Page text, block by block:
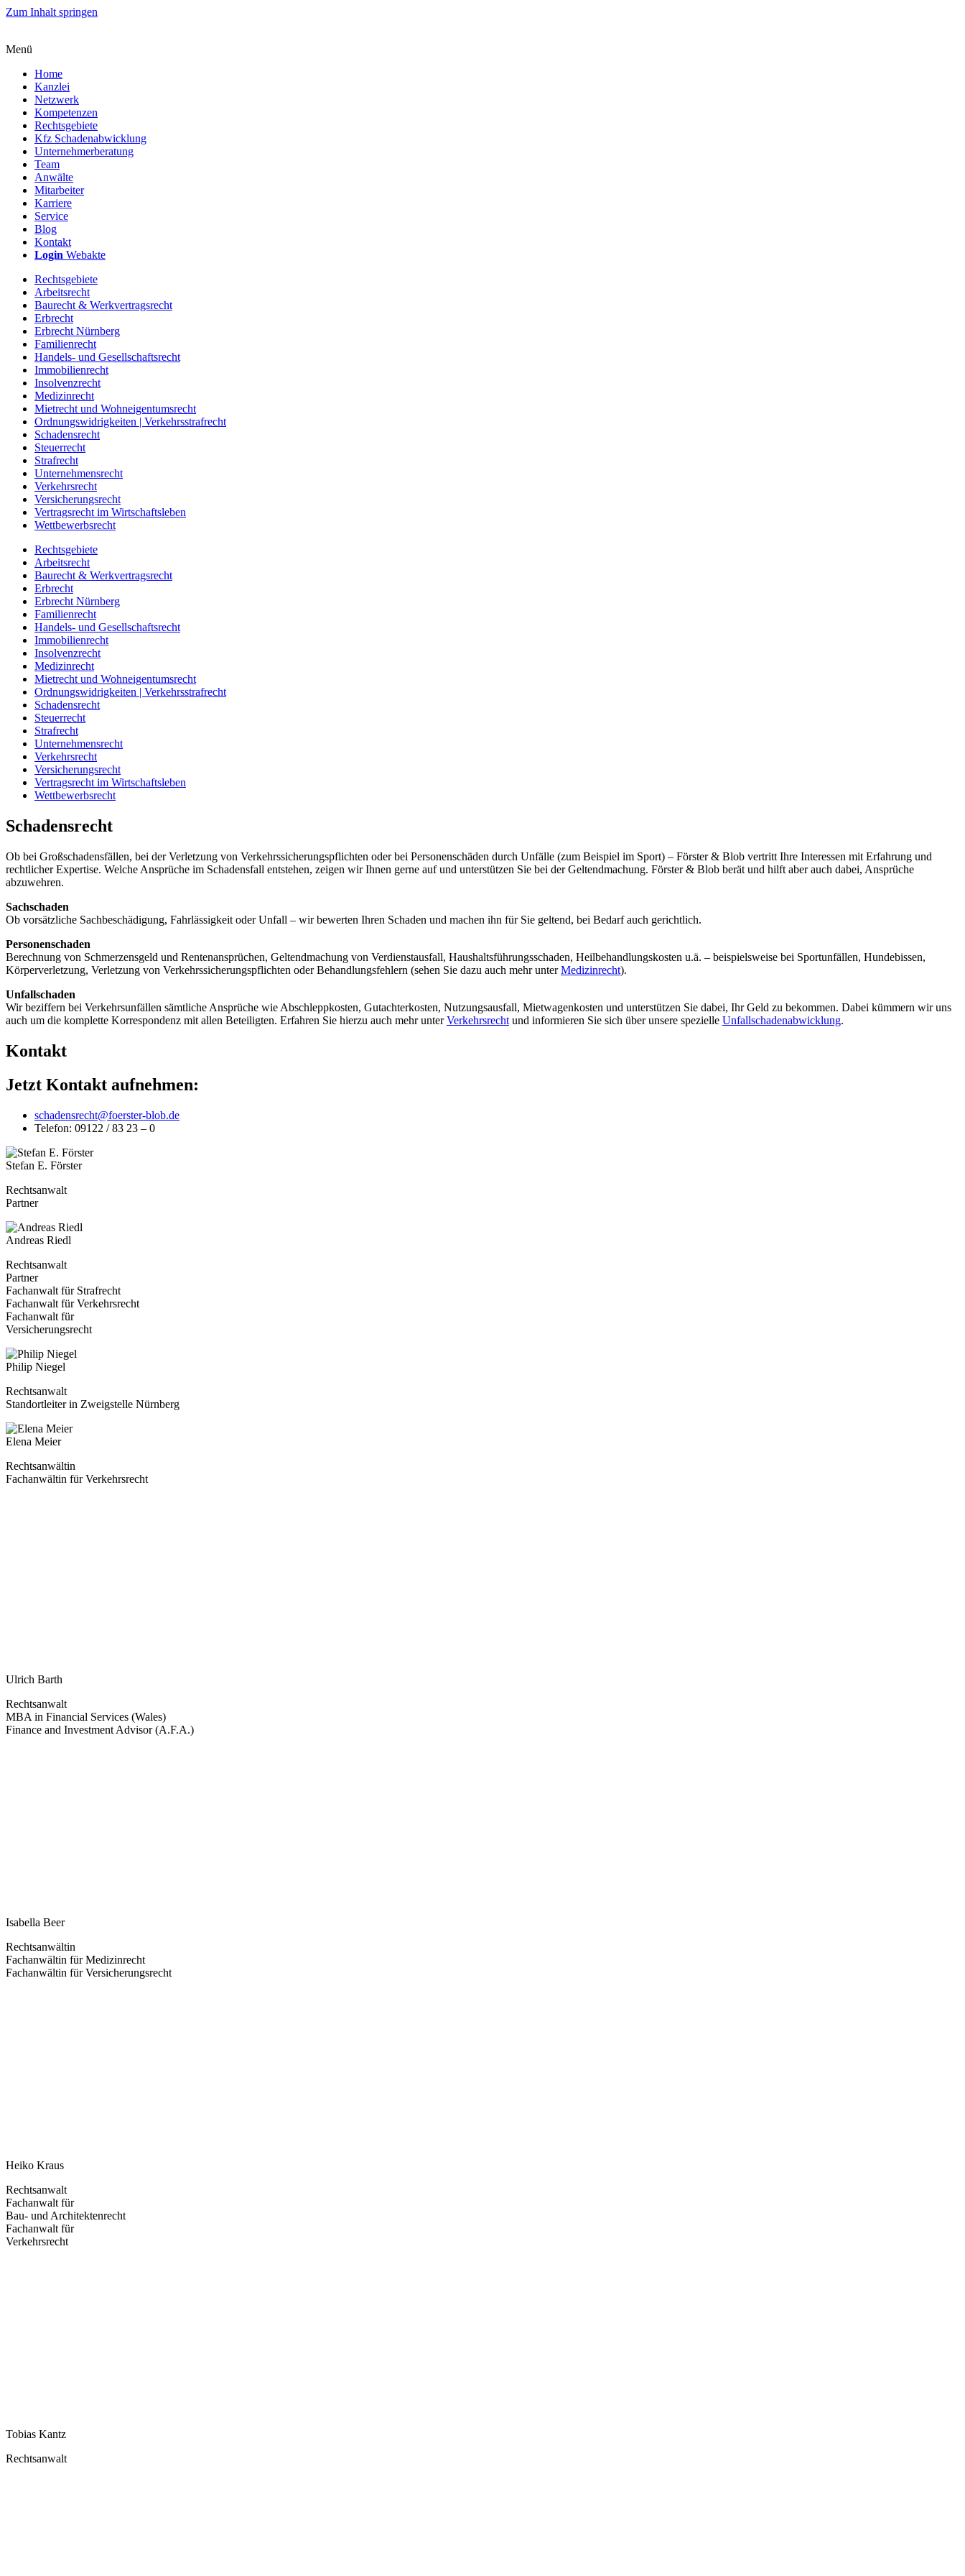
Zum Inhalt springen
Menü
Home
Kanzlei
Netzwerk
Kompetenzen
Rechtsgebiete
Kfz Schadenabwicklung
Unternehmerberatung
Team
Anwälte
Mitarbeiter
Karriere
Service
Blog
Kontakt
Login Webakte
Rechtsgebiete
Arbeitsrecht
Baurecht & Werkvertragsrecht
Erbrecht
Erbrecht Nürnberg
Familienrecht
Handels- und Gesellschaftsrecht
Immobilienrecht
Insolvenzrecht
Medizinrecht
Mietrecht und Wohneigentumsrecht
Ordnungswidrigkeiten | Verkehrsstrafrecht
Schadensrecht
Steuerrecht
Strafrecht
Unternehmensrecht
Verkehrsrecht
Versicherungsrecht
Vertragsrecht im Wirtschaftsleben
Wettbewerbsrecht
Rechtsgebiete
Arbeitsrecht
Baurecht & Werkvertragsrecht
Erbrecht
Erbrecht Nürnberg
Familienrecht
Handels- und Gesellschaftsrecht
Immobilienrecht
Insolvenzrecht
Medizinrecht
Mietrecht und Wohneigentumsrecht
Ordnungswidrigkeiten | Verkehrsstrafrecht
Schadensrecht
Steuerrecht
Strafrecht
Unternehmensrecht
Verkehrsrecht
Versicherungsrecht
Vertragsrecht im Wirtschaftsleben
Wettbewerbsrecht
Schadensrecht
Ob bei Großschadensfällen, bei der Verletzung von Verkehrssicherungspflichten oder bei Personenschäden durch Unfälle (zum Beispiel im Sport) – Förster & Blob vertritt Ihre Interessen mit Erfahrung und
rechtlicher Expertise. Welche Ansprüche im Schadensfall entstehen, zeigen wir Ihnen gerne auf und unterstützen Sie bei der Geltendmachung. Förster & Blob berät und hilft aber auch dabei, Ansprüche
abzuwehren.
Sachschaden
Ob vorsätzliche Sachbeschädigung, Fahrlässigkeit oder Unfall – wir bewerten Ihren Schaden und machen ihn für Sie geltend, bei Bedarf auch gerichtlich.
Personenschaden
Berechnung von Schmerzensgeld und Rentenansprüchen, Geltendmachung von Verdienstausfall, Haushaltsführungsschaden, Heilbehandlungskosten u.ä. – beispielsweise bei Sportunfällen, Hundebissen,
Körperverletzung, Verletzung von Verkehrssicherungspflichten oder Behandlungsfehlern (sehen Sie dazu auch mehr unterMedizinrecht).
Unfallschaden
Wir beziffern bei Verkehrsunfällen sämtliche Ansprüche wie Abschleppkosten, Gutachterkosten, Nutzungsausfall, Mietwagenkosten und unterstützen Sie dabei, Ihr Geld zu bekommen. Dabei kümmern wir uns
auch um die komplette Korrespondenz mit allen Beteiligten. Erfahren Sie hierzu auch mehr unterVerkehrsrecht und informieren Sie sich über unsere spezielle Unfallschadenabwicklung.
Kontakt
Jetzt Kontakt aufnehmen:
schadensrecht@foerster-blob.de
Telefon: 09122 / 83 23 – 0
Stefan E. Förster
Rechtsanwalt
Partner
Andreas Riedl
Rechtsanwalt
Partner
Fachanwalt für Strafrecht
Fachanwalt für Verkehrsrecht
Fachanwalt für
Versicherungsrecht
Philip Niegel
Rechtsanwalt
Standortleiter in Zweigstelle Nürnberg
Elena Meier
Rechtsanwältin
Fachanwältin für Verkehrsrecht
Ulrich Barth
Rechtsanwalt
MBA in Financial Services (Wales)
Finance and Investment Advisor (A.F.A.)
Isabella Beer
Rechtsanwältin
Fachanwältin für Medizinrecht
Fachanwältin für Versicherungsrecht
Heiko Kraus
Rechtsanwalt
Fachanwalt für
Bau- und Architektenrecht
Fachanwalt für
Verkehrsrecht
Tobias Kantz
Rechtsanwalt